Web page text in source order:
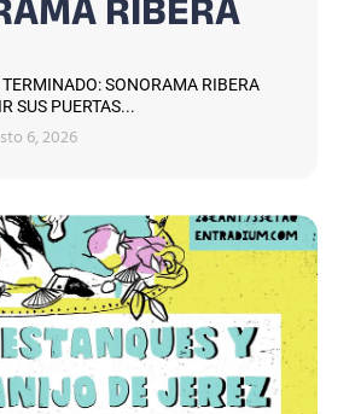
RIBERA
SONORAMA RIBERA
SUS PUERTAS...
6, 2026